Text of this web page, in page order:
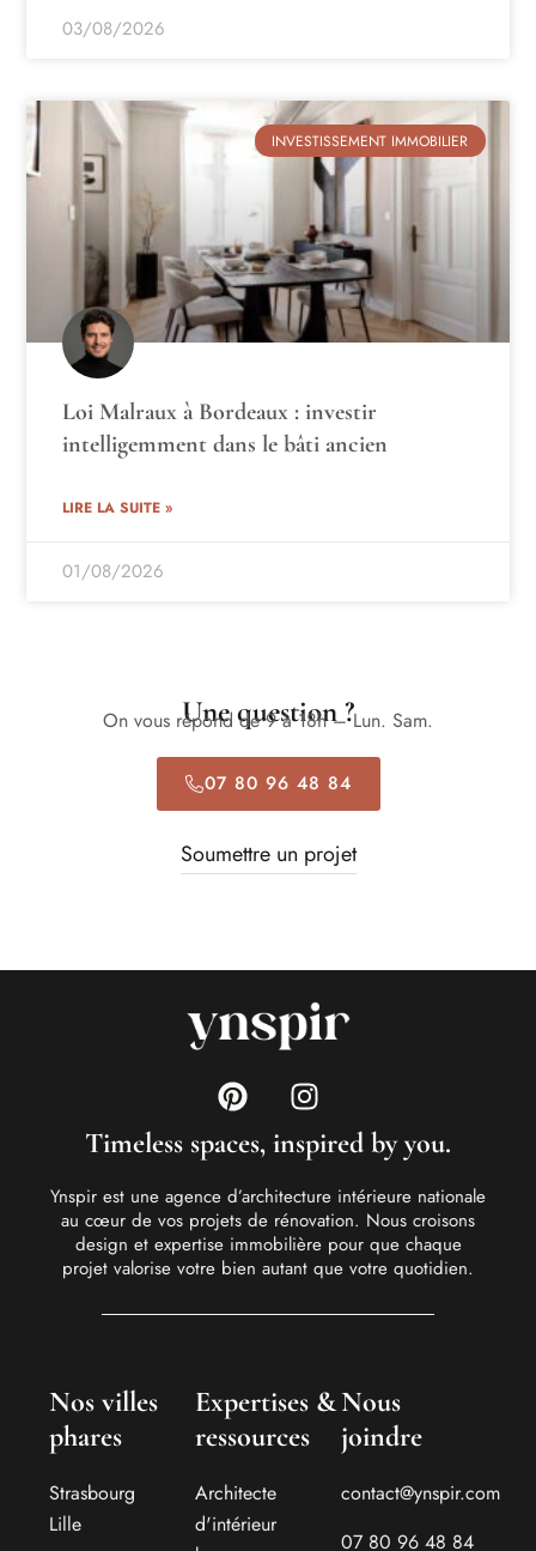
03/08/2026
INVESTISSEMENT IMMOBILIER
Loi Malraux à Bordeaux : investir
intelligemment dans le bâti ancien
LIRE LA SUITE »
01/08/2026
Une question ?
On vous répond de 9 à 18h – Lun. Sam.
07 80 96 48 84
Soumettre un projet
Timeless spaces, inspired by you.
Ynspir est une agence d’architecture intérieure nationale
au cœur de vos projets de rénovation. Nous croisons
design et expertise immobilière pour que chaque
projet valorise votre bien autant que votre quotidien.
Nos villes
phares
Strasbourg
Lille
Expertises &
ressources
Architecte
d'intérieur
Nous
joindre
contact@ynspir.com
07 80 96 48 84